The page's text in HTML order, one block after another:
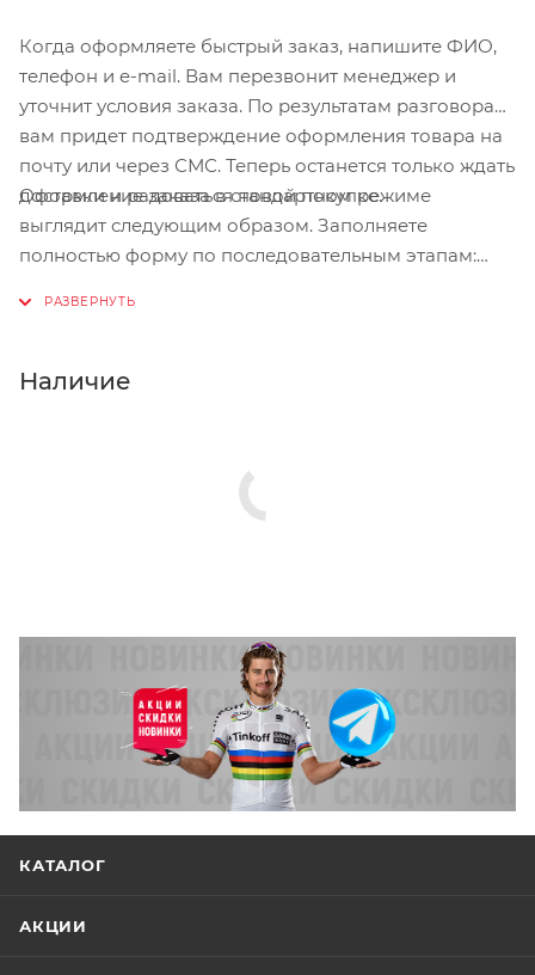
Когда оформляете быстрый заказ, напишите ФИО,
телефон и e-mail. Вам перезвонит менеджер и
уточнит условия заказа. По результатам разговора
вам придет подтверждение оформления товара на
почту или через СМС. Теперь останется только ждать
доставки и радоваться новой покупке.
Оформление заказа в стандартном режиме
выглядит следующим образом. Заполняете
полностью форму по последовательным этапам:
Нажмите кнопку «Оформить заказ».
Наличие
КАТАЛОГ
АКЦИИ